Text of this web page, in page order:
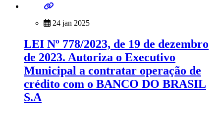
24 jan 2025
LEI Nº 778/2023, de 19 de dezembro
de 2023. Autoriza o Executivo
Municipal a contratar operação de
crédito com o BANCO DO BRASIL
S.A